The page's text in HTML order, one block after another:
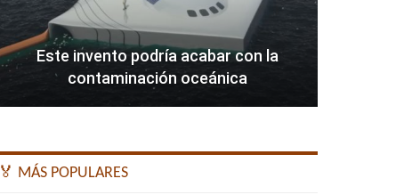
Este invento podría acabar con la
contaminación oceánica
🏅 MÁS POPULARES